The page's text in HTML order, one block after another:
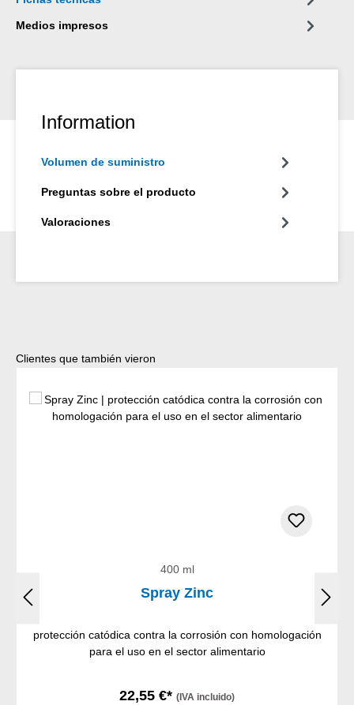
Medios impresos
Information
Volumen de suministro
Preguntas sobre el producto
Valoraciones
Omitir la galería de productos
Clientes que también vieron
400 ml
Spray Zinc
protección catódica contra la corrosión con homologación
para el uso en el sector alimentario
22,55 €* (IVA incluido)